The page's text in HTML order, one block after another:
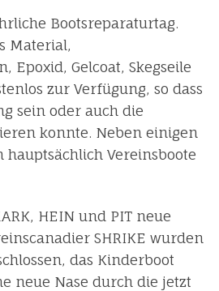
Bootsreparaturtag.
Material,
Epoxid, Gelcoat, Skegseile
zur Verfügung, so dass
sein oder auch die
konnte. Neben einigen
Vereinsboote
HEIN und PIT neue
SHRIKE wurden
das Kinderboot
neue Nase durch die jetzt